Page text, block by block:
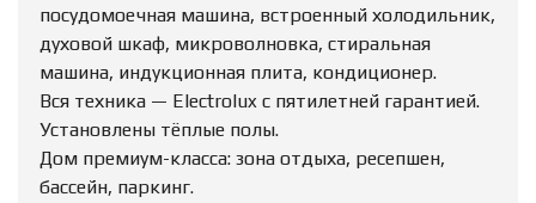
посудомоечная машина, встроенный холодильник,
духовой шкаф, микроволновка, стиральная
машина, индукционная плита, кондиционер.
Вся техника — Electrolux с пятилетней гарантией.
Установлены тёплые полы.
​​​​​​​Дом премиум-класса: зона отдыха, ресепшен,
бассейн, паркинг.